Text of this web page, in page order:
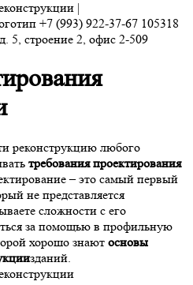
+7 (993) 922-37-67 105318
5, строение 2, офис 2-509
реконструкцию любого
требования проектирования
– это самый первый
не представляется
сложности с его
за помощью в профильную
хорошо знают основы
зданий.